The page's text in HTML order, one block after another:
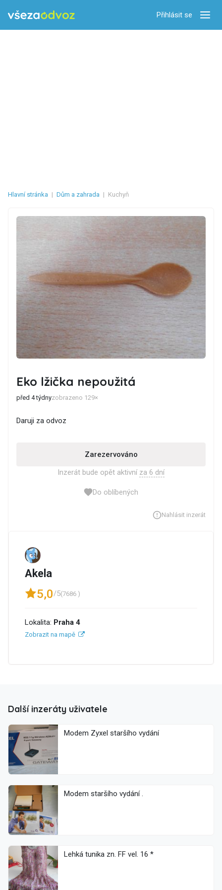
Přihlásit se
Hlavní stránka | Dům a zahrada | Kuchyň
Eko lžička nepoužitá
před 4 týdnyzobrazeno 129×
Daruji za odvoz
Zarezervováno
Inzerát bude opět aktivní za 6 dní
Do oblíbených
Nahlásit inzerát
Akela
5,0/5(7686 )
Lokalita: Praha 4
Zobrazit na mapě
Další inzeráty uživatele
Modem Zyxel staršího vydání
Modem staršího vydání .
Lehká tunika zn. FF vel. 16 *